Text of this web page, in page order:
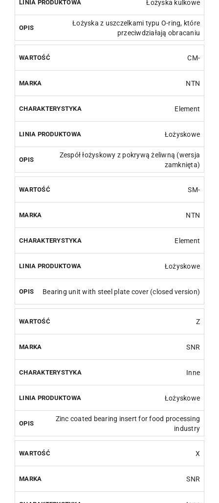
Łożyska kulkowe
Łożyska z uszczelkami typu O-ring, które
przeciwdziałają obracaniu
CM-
NTN
Element
Łożyskowe
Zespół łożyskowy z pokrywą żeliwną (wersja
zamknięta)
SM-
NTN
Element
Łożyskowe
Bearing unit with steel plate cover (closed version)
Z
SNR
Inne
Łożyskowe
Zinc coated bearing insert for food processing
industry
X
SNR